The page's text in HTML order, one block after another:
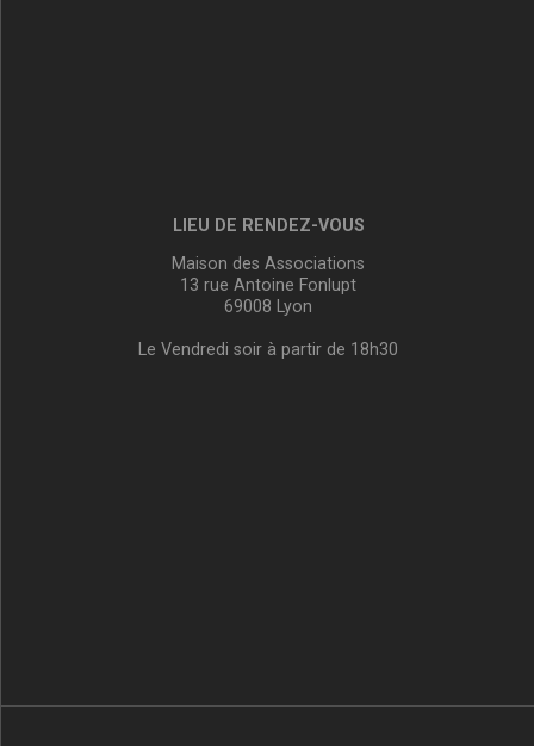
LIEU DE RENDEZ-VOUS
Maison des Associations
13 rue Antoine Fonlupt
69008 Lyon
Le Vendredi soir à partir de 18h30